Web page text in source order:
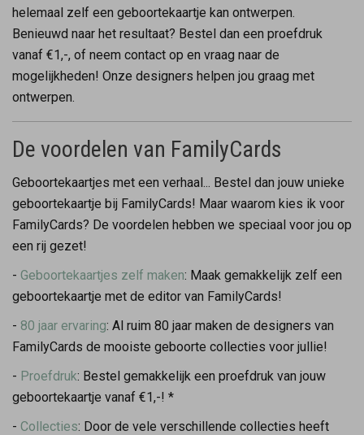
helemaal zelf een geboortekaartje kan ontwerpen.
Benieuwd naar het resultaat? Bestel dan een proefdruk
vanaf €1,-, of neem contact op en vraag naar de
mogelijkheden! Onze designers helpen jou graag met
ontwerpen.
De voordelen van FamilyCards
Geboortekaartjes met een verhaal... Bestel dan jouw unieke
geboortekaartje bij FamilyCards! Maar waarom kies ik voor
FamilyCards? De voordelen hebben we speciaal voor jou op
een rij gezet!
- Geboortekaartjes zelf maken: Maak gemakkelijk zelf een
geboortekaartje met de editor van FamilyCards!
- 80 jaar ervaring: Al ruim 80 jaar maken de designers van
FamilyCards de mooiste geboorte collecties voor jullie!
- Proefdruk: Bestel gemakkelijk een proefdruk van jouw
geboortekaartje vanaf €1,-! *
- Collecties: Door de vele verschillende collecties heeft